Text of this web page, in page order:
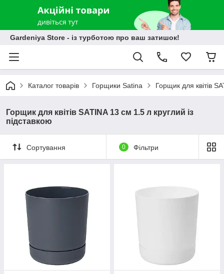
Gardeniya Store - із турботою про ваш затишок!
Каталог товарів Горщики Satina Горщик для квітів
Горщик для квітів SATINA 13 см 1.5 л круглий із
підставкою
Сортування 0 Фільтри